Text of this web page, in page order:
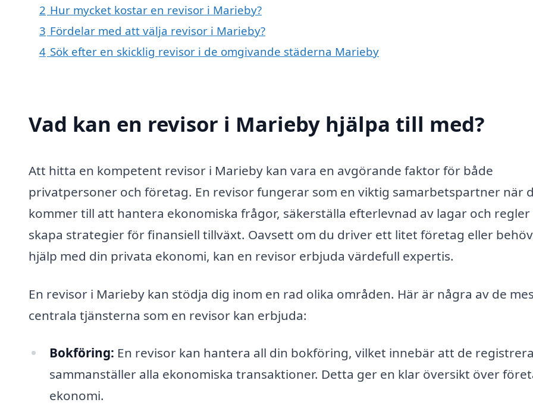
2 Hur mycket kostar en revisor i Marieby?
3 Fördelar med att välja revisor i Marieby?
4 Sök efter en skicklig revisor i de omgivande städerna Marieby
Vad kan en revisor i Marieby hjälpa till med?
Att hitta en kompetent revisor i Marieby kan vara en avgörande faktor för både
privatpersoner och företag. En revisor fungerar som en viktig samarbetspartner när
kommer till att hantera ekonomiska frågor, säkerställa efterlevnad av lagar och regler
skapa strategier för finansiell tillväxt. Oavsett om du driver ett litet företag eller
hjälp med din privata ekonomi, kan en revisor erbjuda värdefull expertis.
En revisor i Marieby kan stödja dig inom en rad olika områden. Här är några av de
centrala tjänsterna som en revisor kan erbjuda:
Bokföring: En revisor kan hantera all din bokföring, vilket innebär att de
sammanställer alla ekonomiska transaktioner. Detta ger en klar översikt över
ekonomi.